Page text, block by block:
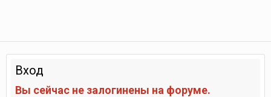
Вход
Вы сейчас не залогинены на форуме.